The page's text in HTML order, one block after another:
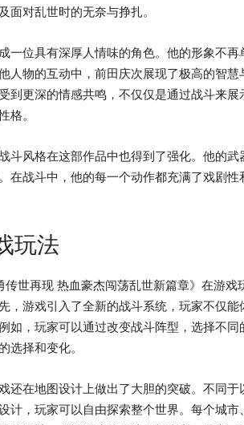
面对乱世时的无奈与挣扎。
一位具有深厚人情味的角色。他的形象不
人物的互动中，前田庆次展现了极高的智
到更深的情感共鸣，不仅仅是通过战斗来
格。
斗风格在这部作品中也得到了强化。他的
在战斗中，他的每一个动作都充满了戏剧
玩法
传世再现 热血豪杰闯荡乱世新篇章》在游
，游戏引入了全新的战斗系统，玩家不仅
如，玩家可以通过改变战斗阵型，选择不
选择和变化。
还在地图设计上做出了大胆的突破。不同于
计，玩家可以自由探索整个世界。每个城